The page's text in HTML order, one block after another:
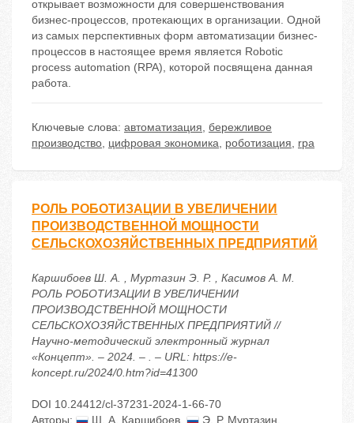
открывает возможности для совершенствования
бизнес-процессов, протекающих в организации. Одной
из самых перспективных форм автоматизации бизнес-
процессов в настоящее время является Robotic
process automation (RPA), которой посвящена данная
работа.
Ключевые слова: автоматизация, бережливое
производство, цифровая экономика, роботизация, rpa
РОЛЬ РОБОТИЗАЦИИ В УВЕЛИЧЕНИИ
ПРОИЗВОДСТВЕННОЙ МОЩНОСТИ
СЕЛЬСКОХОЗЯЙСТВЕННЫХ ПРЕДПРИЯТИЙ
Каршибоев Ш. А. , Муртазин Э. Р. , Касимов А. М.
РОЛЬ РОБОТИЗАЦИИ В УВЕЛИЧЕНИИ
ПРОИЗВОДСТВЕННОЙ МОЩНОСТИ
СЕЛЬСКОХОЗЯЙСТВЕННЫХ ПРЕДПРИЯТИЙ //
Научно-методический электронный журнал
«Концепт». – 2024. – . – URL: https://e-
koncept.ru/2024/0.htm?id=41300
DOI 10.24412/cl-37231-2024-1-66-70
Авторы:
Ш. А. Каршибоев, Э. Р. Муртазин,